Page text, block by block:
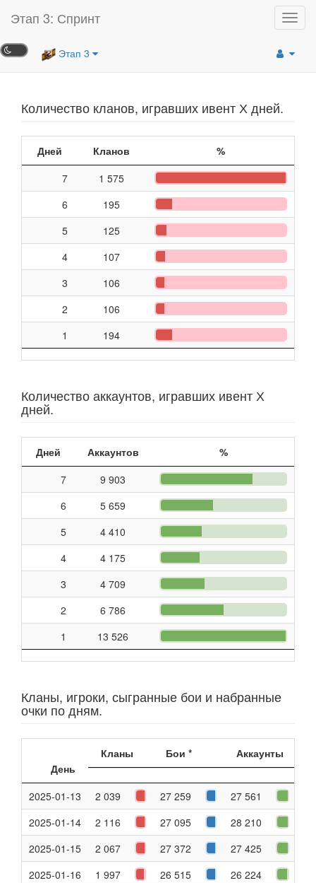
Этап 3: Спринт
Этап 3
Количество кланов, игравших ивент Х дней.
Дней Кланов
%
7
1 575
6
195
5
125
4
107
3
106
2
106
1
194
Количество аккаунтов, игравших ивент Х
дней.
Дней Аккаунтов
%
7
9 903
6
5 659
5
4 410
4
4 175
3
4 709
2
6 786
1
13 526
Кланы, игроки, сыгранные бои и набранные
очки по дням.
День
Кланы Бои * Аккаунты
2025-01-13 2 039 27 259 27 561
2025-01-14
2 116 27 095 28 210
2025-01-15
2 067 27 372 27 425
2025-01-16
1 997 26 515 26 224